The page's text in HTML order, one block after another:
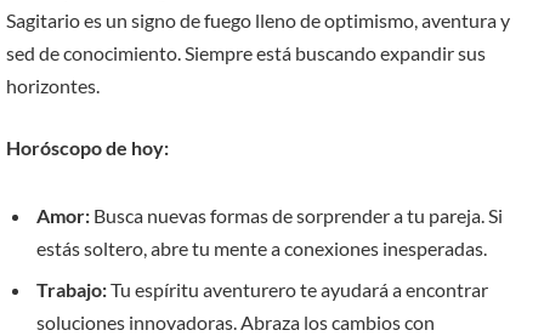
Sagitario es un signo de fuego lleno de optimismo, aventura y
sed de conocimiento. Siempre está buscando expandir sus
horizontes.
Horóscopo de hoy:
Amor: Busca nuevas formas de sorprender a tu pareja. Si
estás soltero, abre tu mente a conexiones inesperadas.
Trabajo:Tu espíritu aventurero te ayudará a encontrar
soluciones innovadoras. Abraza los cambios con